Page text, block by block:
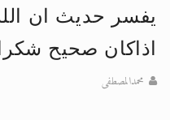
يفسر حديث ان
اذاكان صحيح
محمدالمصطفى